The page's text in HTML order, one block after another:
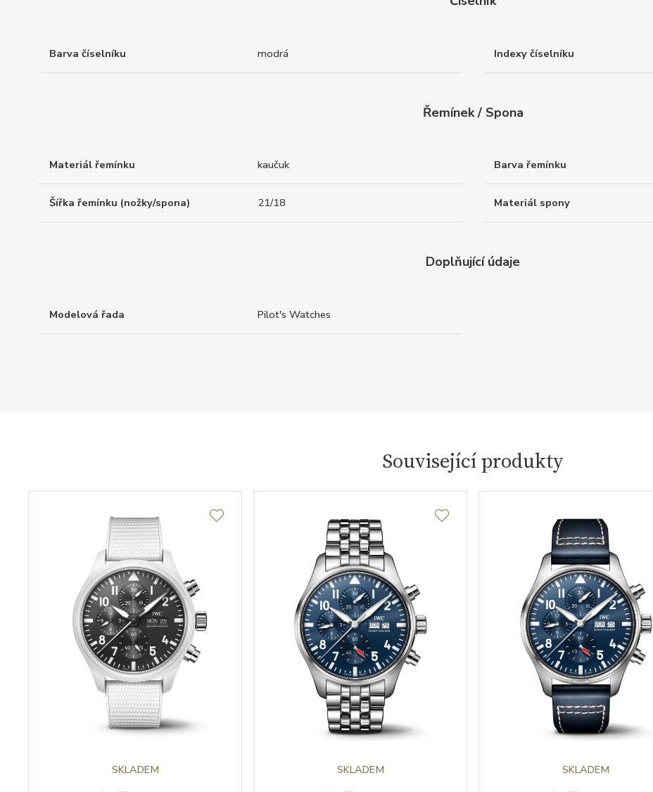
Barva číselníku modrá Indexy číselníku
Řemínek / Spona
Materiál řemínku kaučuk Barva řemínku
Šířka řemínku (nožky/spona) 21/18 Materiál spony
Doplňující údaje
Modelová řada Pilot's Watches
Související produkty
SKLADEM SKLADEM SKLADEM